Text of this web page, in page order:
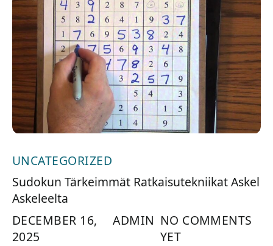
UNCATEGORIZED
Sudokun Tärkeimmät Ratkaisutekniikat Askel
Askeleelta
DECEMBER 16,
2025
ADMIN NO COMMENTS
YET